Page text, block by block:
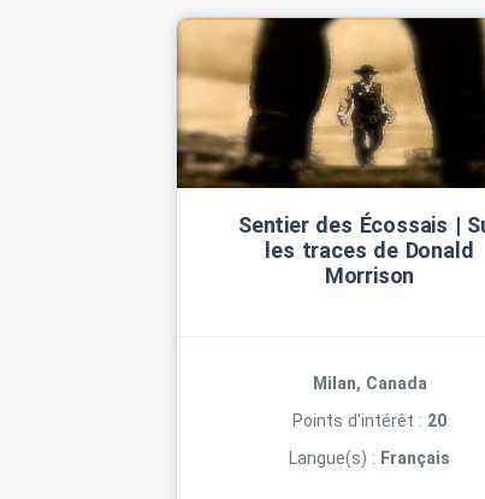
Sentier des Écossais |
les traces de Donald
Morrison
Milan, Canada
Points d'intérêt : 20
Langue(s) : Français